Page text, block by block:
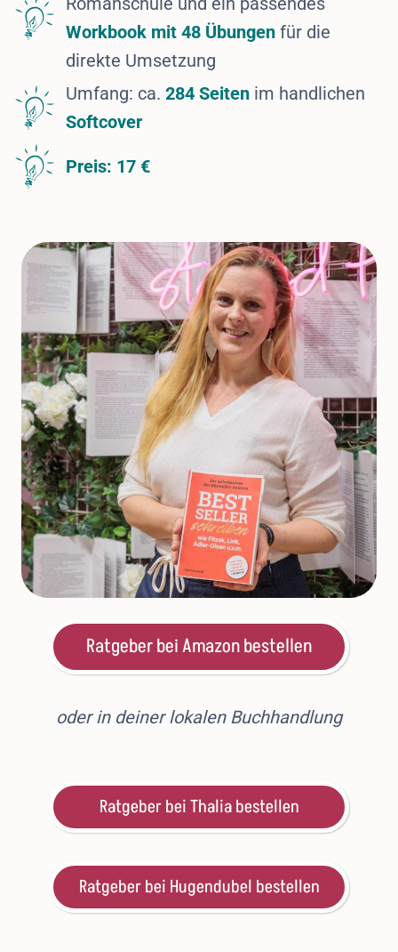
Workbook mit 48 Übungen für die
direkte Umsetzung
Umfang: ca. 284 Seiten im handlichen
Softcover
Preis: 17 €
Ratgeber bei Amazon bestellen
oder in deiner lokalen Buchhandlung
Ratgeber bei Thalia bestellen
Ratgeber bei Hugendubel bestellen